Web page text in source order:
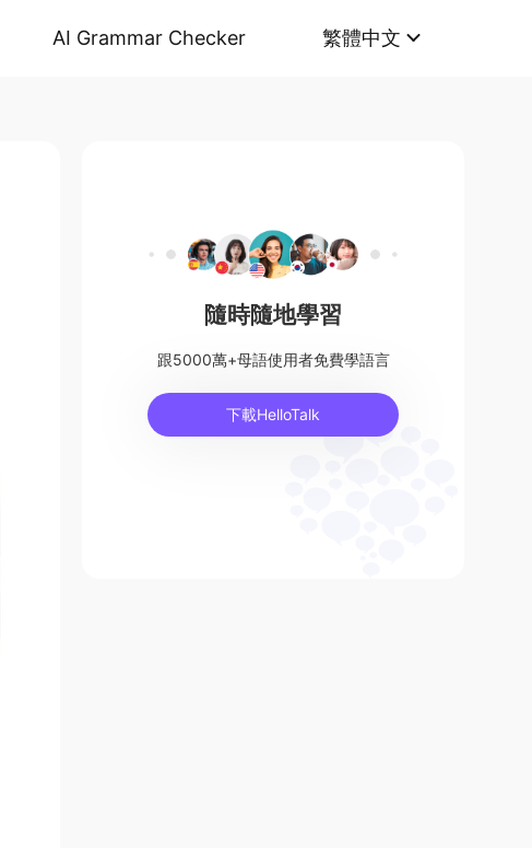
AI Grammar Checker 繁體中文
隨時隨地學習
跟5000萬+母語使用者免費學語言
下載HelloTalk